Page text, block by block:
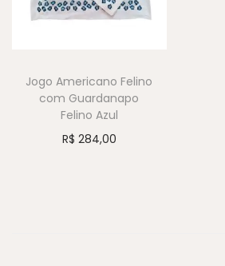
Jogo Americano Felino
com Guardanapo
Felino Azul
R$ 284,00